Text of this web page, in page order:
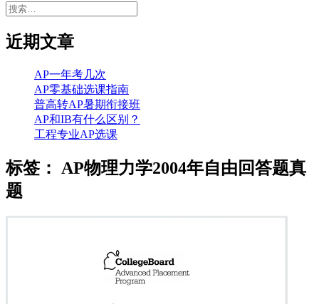
搜
近期文章
AP一年考几次
AP零基础选课指南
普高转AP暑期衔接班
AP和IB有什么区别？
工程专业AP选课
标签： AP物理力学2004年自由回答题真
题